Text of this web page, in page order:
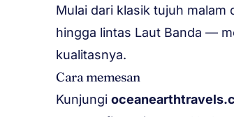
Mulai dari klasik tujuh malam
hingga lintas Laut Banda —
kualitasnya.
Cara memesan
Kunjungi